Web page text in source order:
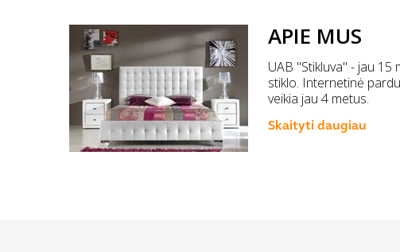
APIE MUS
UAB "Stikluva" - jau 15
stiklo. Internetinė
veikia jau 4 metus.
Skaityti daugiau